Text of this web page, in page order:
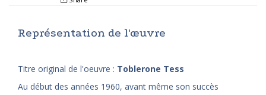
Représentation de l'œuvre
Titre original de l'oeuvre : Toblerone Tess
Au début des années 1960, avant même son succès